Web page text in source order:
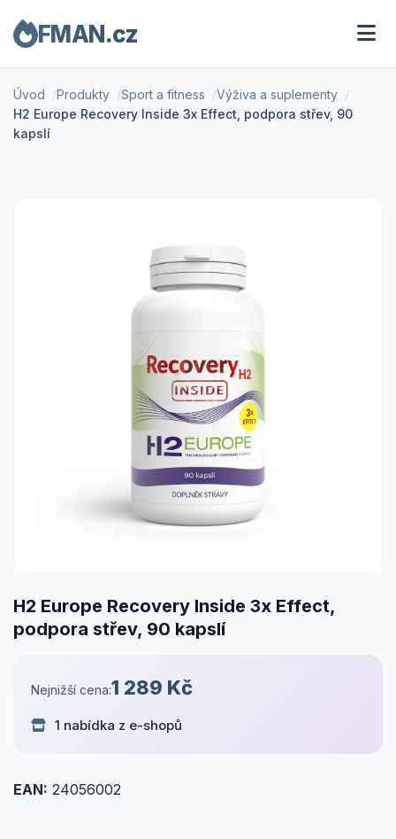
FMAN.cz
Úvod Produkty Sport a fitness
Výživa a suplementy
H2 Europe Recovery Inside 3x Effect, podpora střev, 90
kapslí
H2 Europe Recovery Inside 3x Effect,
podpora střev, 90 kapslí
Nejnižší cena:1 289 Kč
1 nabídka z e-shopů
EAN: 24056002